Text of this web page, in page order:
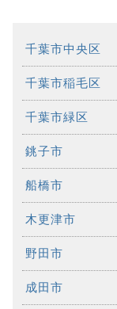
千葉市中央区
千葉市稲毛区
千葉市緑区
銚子市
船橋市
木更津市
野田市
成田市